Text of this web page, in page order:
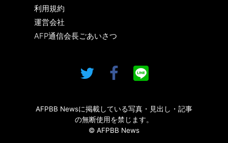
利用規約
運営会社
AFP通信会長ごあいさつ
AFPBB Newsに掲載している写真・見出し・記事
の無断使用を禁じます。
© AFPBB News